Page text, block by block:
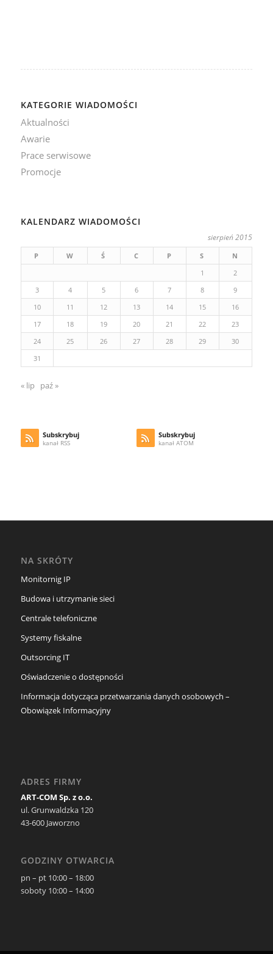
KATEGORIE WIADOMOŚCI
Aktualności
Awarie
Prace serwisowe
Promocje
KALENDARZ WIADOMOŚCI
sierpień 2015
P W Ś C P S
N
1
2
3
4 5 6 7 8
9
10
11 12 13 14 15
16
17
18 19 20 21 22
23
24
25 26 27 28 29
30
31
« lip paź »
Subskrybuj
kanał RSS
Subskrybuj
kanał ATOM
NA SKRÓTY
Monitornig IP
Budowa i utrzymanie sieci
Centrale telefoniczne
Systemy fiskalne
Outsorcing IT
Oświadczenie o dostępności
Informacja dotycząca przetwarzania danych osobowych –
Obowiązek Informacyjny
ADRES FIRMY
ART-COM Sp. z o.o.
ul. Grunwaldzka 120
43-600 Jaworzno
GODZINY OTWARCIA
pn – pt 10:00 – 18:00
soboty 10:00 – 14:00